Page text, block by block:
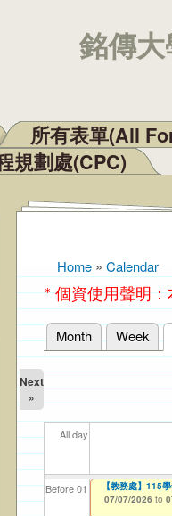
銘傳
所有表單(All
規劃處(CPC)
You are here
Home » Calendar
* 個資使用聲明
Primary tabs
Month Week
Next
»
All day
Before 01
【資網處】
整合系統～表單
【財務處】工讀
11/12/2021 to
【財務處】漏打
錄
114
04/
【學
07/
商品
11/
教務
11/
【教學暨學習資
06/23/2026 to
【教務處】115
07/07/2026 to